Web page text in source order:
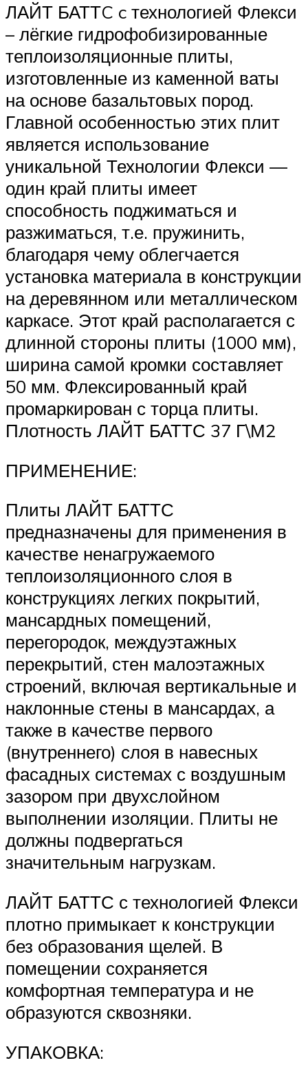
ЛАЙТ БАТТC c технологией Флекси
– лёгкие гидрофобизированные
теплоизоляционные плиты,
изготовленные из каменной ваты
на основе базальтовых пород.
Главной особенностью этих плит
является использование
уникальной Технологии Флекси —
один край плиты имеет
способность поджиматься и
разжиматься, т.е. пружинить,
благодаря чему облегчается
установка материала в конструкции
на деревянном или металлическом
каркасе. Этот край располагается с
длинной стороны плиты (1000 мм),
ширина самой кромки составляет
50 мм. Флексированный край
промаркирован с торца плиты.
Плотность ЛАЙТ БАТТС 37 Г\М2
ПРИМЕНЕНИЕ:
Плиты ЛАЙТ БАТТС
предназначены для применения в
качестве ненагружаемого
теплоизоляционного слоя в
конструкциях легких покрытий,
мансардных помещений,
перегородок, междуэтажных
перекрытий, стен малоэтажных
строений, включая вертикальные и
наклонные стены в мансардах, а
также в качестве первого
(внутреннего) слоя в навесных
фасадных системах с воздушным
зазором при двухслойном
выполнении изоляции. Плиты не
должны подвергаться
значительным нагрузкам.
ЛАЙТ БАТТС с технологией Флекси
плотно примыкает к конструкции
без образования щелей. В
помещении сохраняется
комфортная температура и не
образуются сквозняки.
УПАКОВКА: